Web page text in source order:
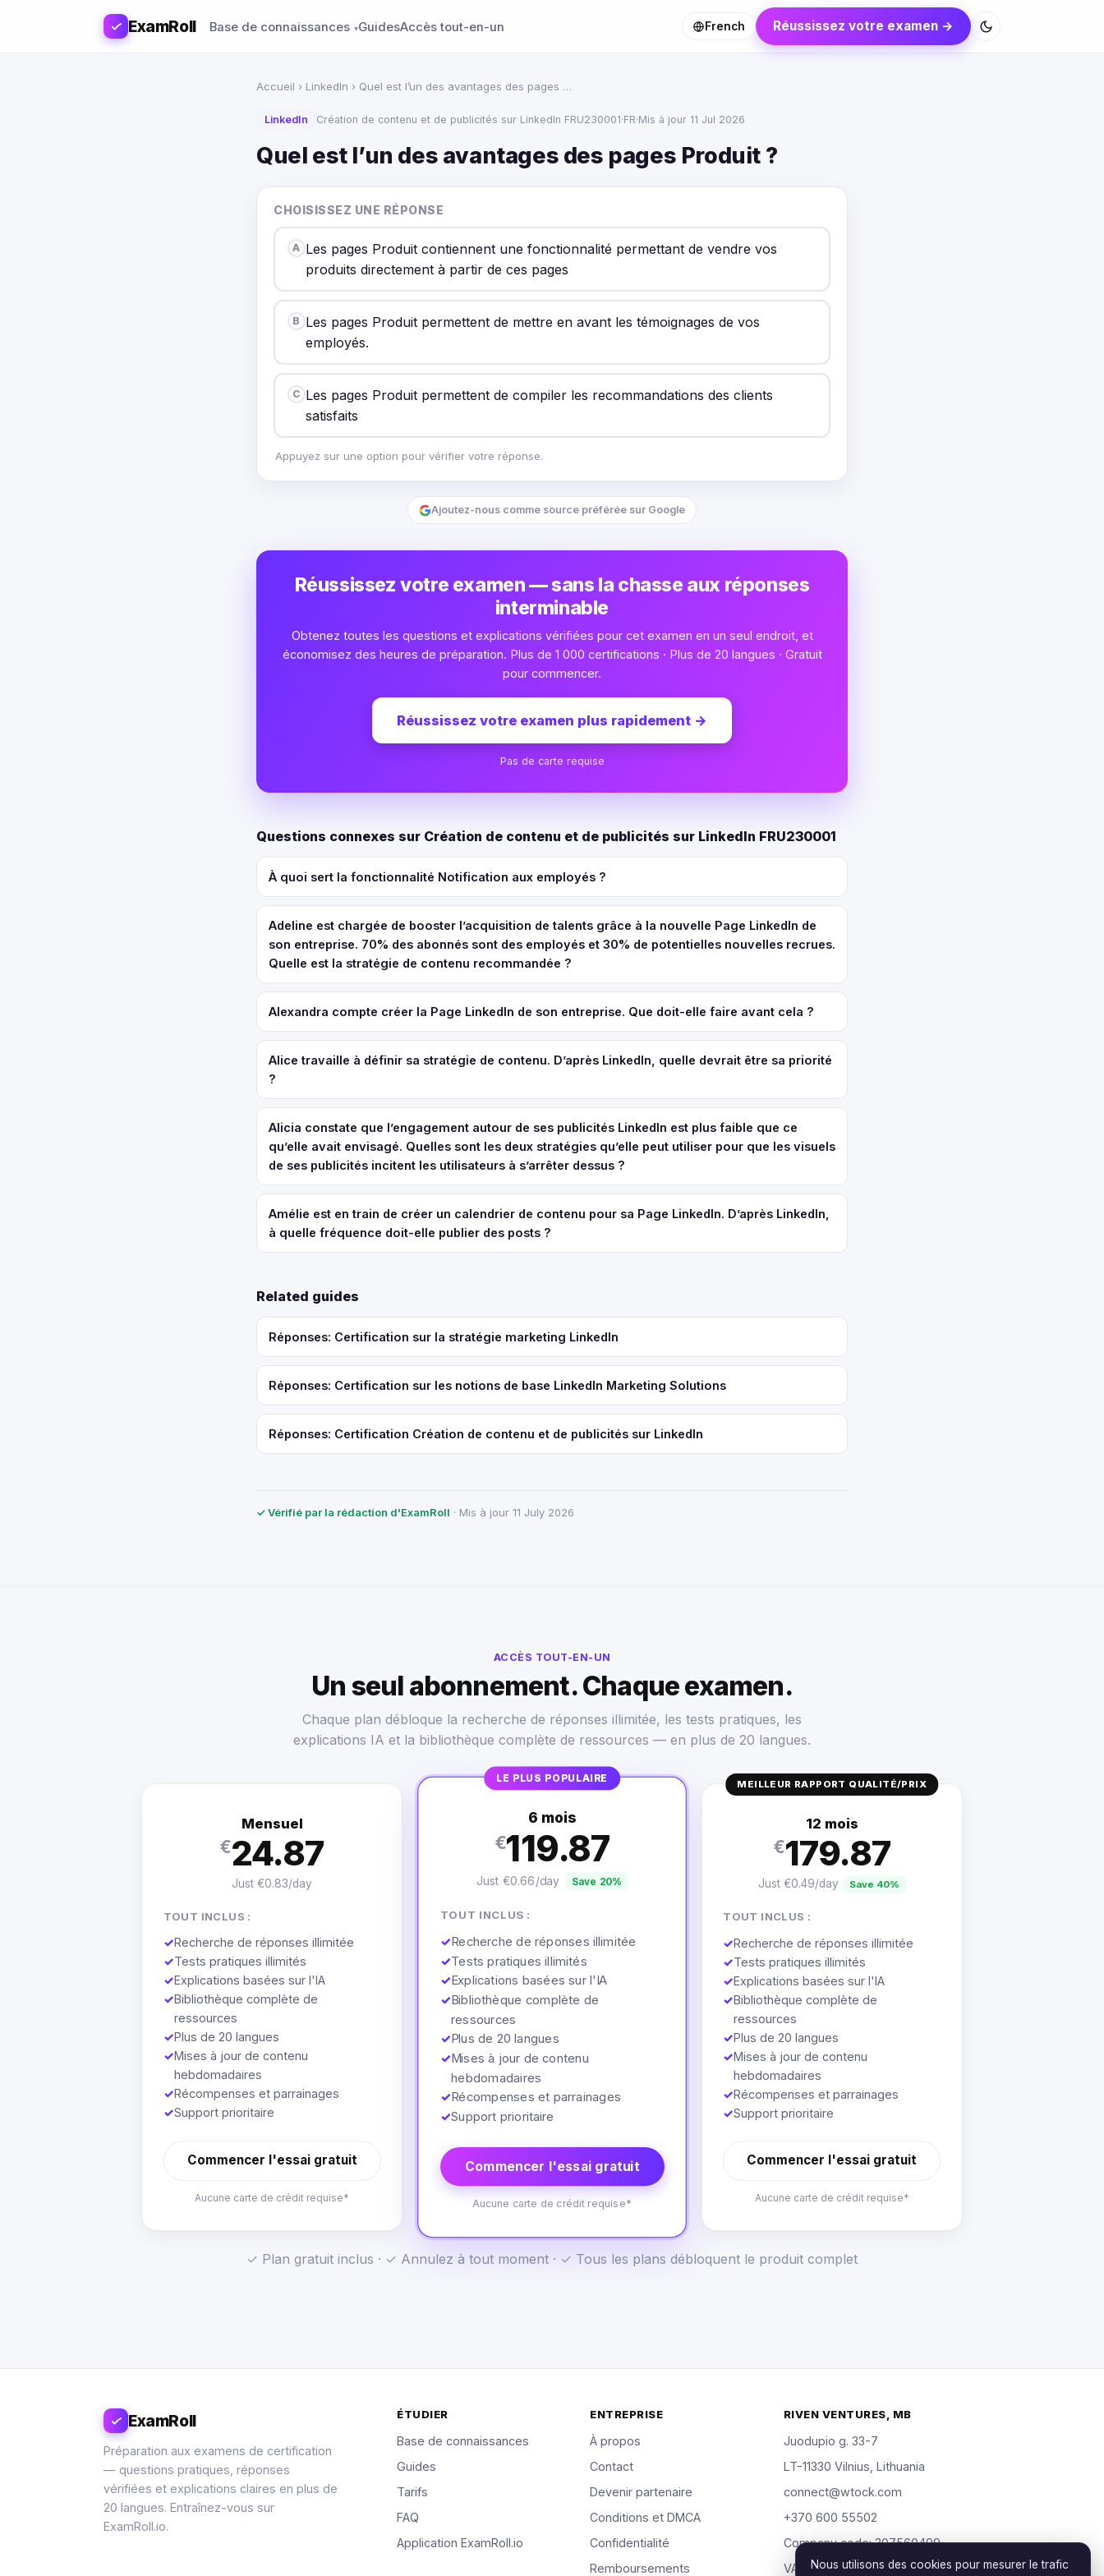
ExamRoll Base de connaissances GuidesAccès tout-en-un French Réussissez votre examen →
Accueil › LinkedIn › Quel est l’un des avantages des pages …
LinkedIn Création de contenu et de publicités sur LinkedIn FRU230001·FR·Mis à jour 11 Jul 2026
Quel est l’un des avantages des pages Produit ?
CHOISISSEZ UNE RÉPONSE
A Les pages Produit contiennent une fonctionnalité permettant de vendre vos
produits directement à partir de ces pages
B Les pages Produit permettent de mettre en avant les témoignages de vos
employés.
C Les pages Produit permettent de compiler les recommandations des clients
satisfaits
Appuyez sur une option pour vérifier votre réponse.
Ajoutez-nous comme source préférée sur Google
Réussissez votre examen — sans la chasse aux réponses
interminable
Obtenez toutes les questions et explications vérifiées pour cet examen en un seul endroit, et
économisez des heures de préparation. Plus de 1 000 certifications · Plus de 20 langues · Gratuit
pour commencer.
Réussissez votre examen plus rapidement →
Pas de carte requise
Questions connexes sur Création de contenu et de publicités sur LinkedIn FRU230001
À quoi sert la fonctionnalité Notification aux employés ?
Adeline est chargée de booster l’acquisition de talents grâce à la nouvelle Page LinkedIn de
son entreprise. 70% des abonnés sont des employés et 30% de potentielles nouvelles recrues.
Quelle est la stratégie de contenu recommandée ?
Alexandra compte créer la Page LinkedIn de son entreprise. Que doit-elle faire avant cela ?
Alice travaille à définir sa stratégie de contenu. D’après LinkedIn, quelle devrait être sa priorité
?
Alicia constate que l’engagement autour de ses publicités LinkedIn est plus faible que ce
qu’elle avait envisagé. Quelles sont les deux stratégies qu’elle peut utiliser pour que les visuels
de ses publicités incitent les utilisateurs à s’arrêter dessus ?
Amélie est en train de créer un calendrier de contenu pour sa Page LinkedIn. D’après LinkedIn,
à quelle fréquence doit-elle publier des posts ?
Related guides
Réponses: Certification sur la stratégie marketing LinkedIn
Réponses: Certification sur les notions de base LinkedIn Marketing Solutions
Réponses: Certification Création de contenu et de publicités sur LinkedIn
✓ Vérifié par la rédaction d'ExamRoll · Mis à jour 11 July 2026
ACCÈS TOUT-EN-UN
Un seul abonnement. Chaque examen.
Chaque plan débloque la recherche de réponses illimitée, les tests pratiques, les
explications IA et la bibliothèque complète de ressources — en plus de 20 langues.
Mensuel
€24.87
Just €0.83/day
TOUT INCLUS :
✓Recherche de réponses illimitée
✓Tests pratiques illimités
✓Explications basées sur l'IA
✓Bibliothèque complète de
ressources
✓Plus de 20 langues
✓Mises à jour de contenu
hebdomadaires
✓Récompenses et parrainages
✓Support prioritaire
Commencer l'essai gratuit
Aucune carte de crédit requise*
LE PLUS POPULAIRE
6 mois
€119.87
Just €0.66/day Save 20%
TOUT INCLUS :
✓Recherche de réponses illimitée
✓Tests pratiques illimités
✓Explications basées sur l'IA
✓Bibliothèque complète de
ressources
✓Plus de 20 langues
✓Mises à jour de contenu
hebdomadaires
✓Récompenses et parrainages
✓Support prioritaire
Commencer l'essai gratuit
Aucune carte de crédit requise*
MEILLEUR RAPPORT QUALITÉ/PRIX
12 mois
€179.87
Just €0.49/day Save 40%
TOUT INCLUS :
✓Recherche de réponses illimitée
✓Tests pratiques illimités
✓Explications basées sur l'IA
✓Bibliothèque complète de
ressources
✓Plus de 20 langues
✓Mises à jour de contenu
hebdomadaires
✓Récompenses et parrainages
✓Support prioritaire
Commencer l'essai gratuit
Aucune carte de crédit requise*
✓ Plan gratuit inclus · ✓ Annulez à tout moment · ✓ Tous les plans débloquent le produit complet
ExamRoll
Préparation aux examens de certification
— questions pratiques, réponses
vérifiées et explications claires en plus de
20 langues. Entraînez-vous sur
ExamRoll.io.
ÉTUDIER
Base de connaissances
Guides
Tarifs
FAQ
Application ExamRoll.io
ENTREPRISE
À propos
Contact
Devenir partenaire
Conditions et DMCA
Confidentialité
Remboursements
RIVEN VENTURES, MB
Juodupio g. 33-7
LT-11330 Vilnius, Lithuania
connect@wtock.com
+370 600 55502
Company code: 307560499
VAT: LT100019904318
Nous utilisons des cookies pour mesurer le trafic